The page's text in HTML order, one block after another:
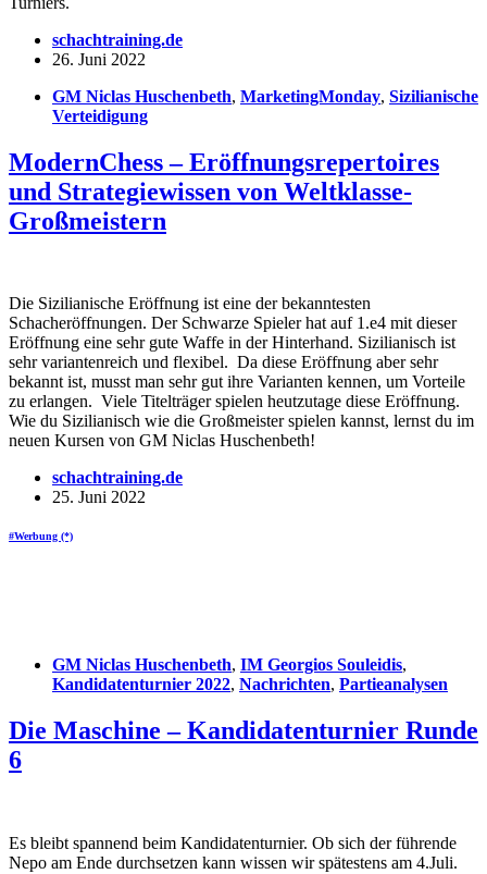
schachtraining.de
26. Juni 2022
GM Niclas Huschenbeth, MarketingMonday, Sizilianische
Verteidigung
ModernChess – Eröffnungsrepertoires
und Strategiewissen von Weltklasse-
Großmeistern
Die Sizilianische Eröffnung ist eine der bekanntesten
Schacheröffnungen. Der Schwarze Spieler hat auf 1.e4 mit dieser
Eröffnung eine sehr gute Waffe in der Hinterhand. Sizilianisch ist
sehr variantenreich und flexibel. Da diese Eröffnung aber sehr
bekannt ist, musst man sehr gut ihre Varianten kennen, um Vorteile
zu erlangen. Viele Titelträger spielen heutzutage diese Eröffnung.
Wie du Sizilianisch wie die Großmeister spielen kannst, lernst du im
neuen Kursen von GM Niclas Huschenbeth!
schachtraining.de
25. Juni 2022
#Werbung (*)
GM Niclas Huschenbeth, IM Georgios Souleidis,
Kandidatenturnier 2022, Nachrichten, Partieanalysen
Die Maschine – Kandidatenturnier Runde
6
Es bleibt spannend beim Kandidatenturnier. Ob sich der führende
Nepo am Ende durchsetzen kann wissen wir spätestens am 4.Juli.